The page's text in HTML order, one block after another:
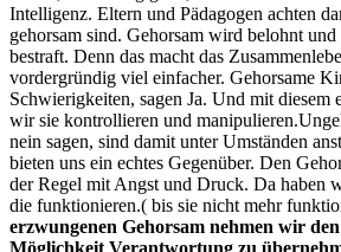
Intelligenz. Eltern und Pädagogen achten
gehorsam sind. Gehorsam wird belohnt
bestraft. Denn das macht das
vordergründig viel einfacher. Gehorsame
Schwierigkeiten, sagen Ja. Und mit diesem
wir sie kontrollieren und
nein sagen, sind damit unter Umständen
bieten uns ein echtes Gegenüber. Den
der Regel mit Angst und Druck. Da haben
die funktionieren.( bis sie nicht mehr
erzwungenen Gehorsam nehmen wir
Möglichkeit Verantwortung zu